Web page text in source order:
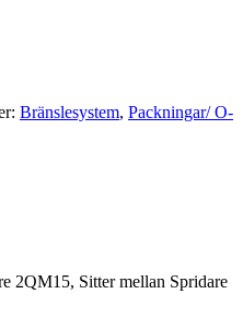
Bränslesystem, Packningar/ O-
2QM15, Sitter mellan Spridare